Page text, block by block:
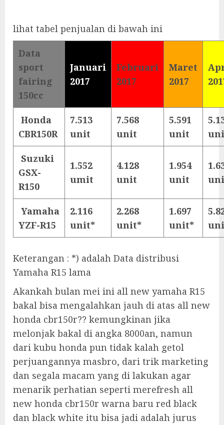
lihat tabel penjualan di bawah ini
Data
sport
fairing
150cc
Januari
2017
Februari
2017
Maret
2017
Honda
CBR150R
7.513
unit
7.568
unit
5.591
unit
Suzuki
GSX-
R150
1.552
umit
4.128
unit
1.954
unit
Yamaha
YZF-R15
2.116
unit*
2.268
unit*
1.697
unit*
Keterangan : *) adalah Data distribusi
Yamaha R15 lama
Akankah bulan mei ini all new yamaha R15
bakal bisa mengalahkan jauh di atas all new
honda cbr150r?? kemungkinan jika
melonjak bakal di angka 8000an, namun
dari kubu honda pun tidak kalah getol
perjuangannya masbro, dari trik marketing
dan segala macam yang di lakukan agar
menarik perhatian seperti merefresh all
new honda cbr150r warna baru red black
dan black white itu bisa jadi adalah jurus